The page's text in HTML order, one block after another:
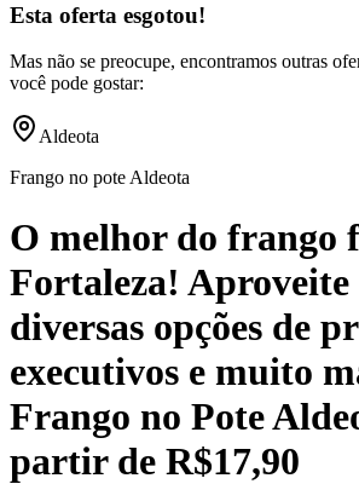
Esta oferta esgotou!
Mas não se preocupe, encontramos outras
você pode gostar:
Aldeota
Frango no pote Aldeota
O melhor do frango
Fortaleza! Aproveite
diversas opções de
executivos e muito
Frango no Pote
partir de R$17,90